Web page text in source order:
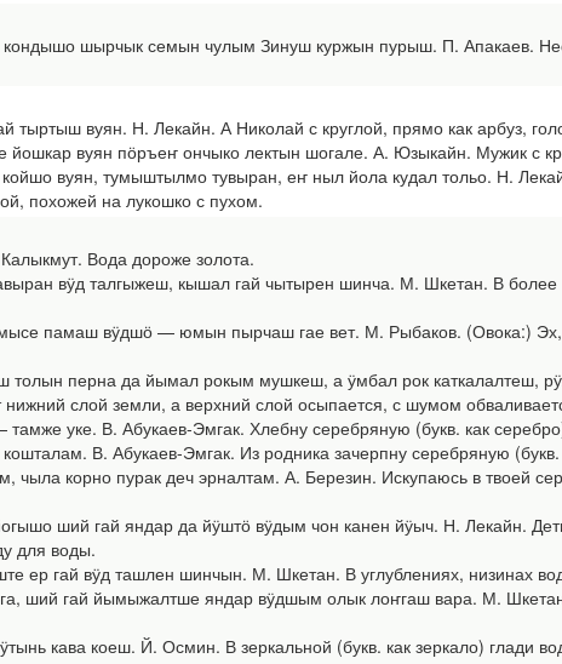
шырчык семын чулым Зинуш куржын пурыш. П. Апакаев.
тыртыш вуян. Н. Лекайн. А Николай с круглой, прямо как арбуз,
вуян пӧръеҥ ончыко лектын шогале. А. Юзыкайн. Мужик с
вуян, тумыштылмо тувыран, еҥ ныл йола кудал тольо. Н.
похожей на лукошко с пухом.
Вода дороже золота.
вӱд талгыжеш, кышал гай чытырен шинча. М. Шкетан. В более
памаш вӱдшӧ — юмын пырчаш гае вет. М. Рыбаков. (Овока:) Эх,
перна да йымал рокым мушкеш, а ӱмбал рок каткалалтеш,
нижний слой земли, а верхний слой осыпается, с шумом
уке. В. Абукаев-Эмгак. Хлебну серебряную (букв. как
В. Абукаев-Эмгак. Из родника зачерпну серебряную (букв.
корно пурак деч эрналтам. А. Березин. Искупаюсь в твоей
ший гай яндар да йӱштӧ вӱдым чон канен йӱыч. Н. Лекайн.
для воды.
ер гай вӱд ташлен шинчын. М. Шкетан. В углублениях, низинах
ший гай йымыжалтше яндар вӱдшым олык лоҥгаш вара. М. Шкетан.
кава коеш. Й. Осмин. В зеркальной (букв. как зеркало) глади